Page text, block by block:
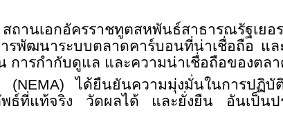
านเอกอัครราชทูตสหพันธ์สาธารณรัฐเยอ
รพัฒนาระบบตลาดคาร์บอนที่น่าเชื่อถือ แ
การกำกับดูแล และความน่าเชื่อถือของตล
(NEMA)ได้ยืนยันความมุ่งมั่นในการปฏิบั
พธ์ที่แท้จริง วัดผลได้ และยั่งยืน อันเป็นป